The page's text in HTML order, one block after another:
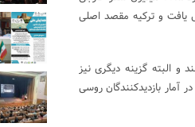
شد که در مقایسه با ۱۹.۲ میلیون سفر در سال ۲۰۲۱ افزایش یافت و ترکیه مقصد اصلی
البته گزینه دیگری نیز
آمار بازدیدکنندگان روسی